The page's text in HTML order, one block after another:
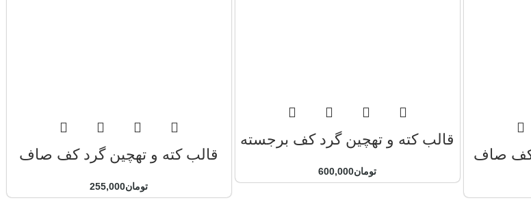
کف صاف
قالب کته و تهچین گرد کف برجسته
تومان600,000
قالب کته و تهچین گرد کف صاف
تومان255,000